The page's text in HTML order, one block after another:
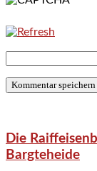
Die
Bargteheide